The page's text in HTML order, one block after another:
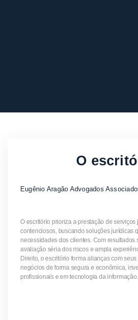
O
Eugênio Aragão Advogados
O escritório prioriza a prestação de
contenciosos, buscando soluções jurídicas
necessidades dos clientes. Com resultados
avaliação séria dos riscos e ampla
Direito, o escritório forma alianças com
negócios de forma segura e econômica,
profissionais e em tecnologia da informação.